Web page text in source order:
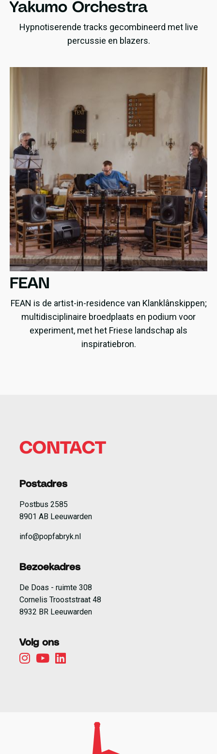
Yakumo Orchestra
Hypnotiserende tracks gecombineerd met live
percussie en blazers.
FEAN
FEAN is de artist-in-residence van Klanklânskippen;
multidisciplinaire broedplaats en podium voor
experiment, met het Friese landschap als
inspiratiebron.
CONTACT
Postadres
Postbus 2585
8901 AB Leeuwarden
info@popfabryk.nl
Bezoekadres
De Doas - ruimte 308
Cornelis Trooststraat 48
8932 BR Leeuwarden
Volg ons